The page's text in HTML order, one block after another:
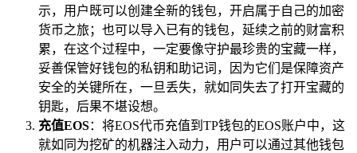
示，用户既可以创建全新的钱包，开启属于自己的加密
货币之旅；也可以导入已有的钱包，延续之前的财富积
累，在这个过程中，一定要像守护最珍贵的宝藏一样，
妥善保管好钱包的私钥和助记词，因为它们是保障资产
安全的关键所在，一旦丢失，就如同失去了打开宝藏的
钥匙，后果不堪设想。
充值EOS：将EOS代币充值到TP钱包的EOS账户中，这
就如同为挖矿的机器注入动力，用户可以通过其他钱包